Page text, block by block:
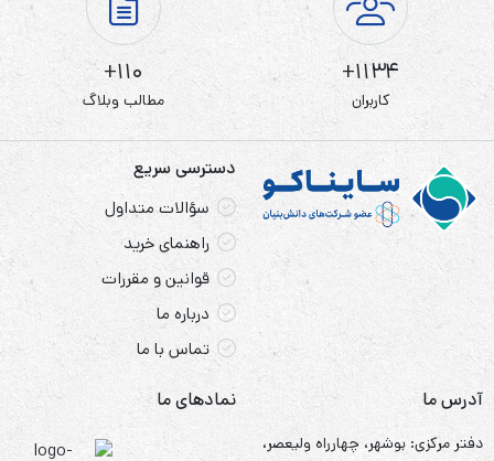
1134+
کاربران
110+
مطالب وبلاگ
دسترسی سریع
سؤالات متداول
راهنمای خرید
قوانین و مقررات
درباره ما
تماس با ما
آدرس ما
دفتر مرکزی: بوشهر، چهارراه ولیعصر،
نمادهای ما